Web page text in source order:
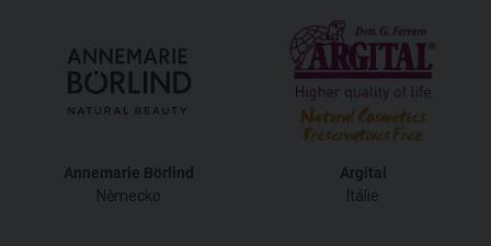
Annemarie Börlind
Německo
Argital
Itálie